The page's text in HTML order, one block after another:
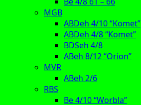
MGB
ABDeh 4/10 “Komet”
ABDeh 4/8 “Komet”
BDSeh 4/8
ABeh 8/12 “Orion”
MVR
ABeh 2/6
RBS
Be 4/10 “Worbla”